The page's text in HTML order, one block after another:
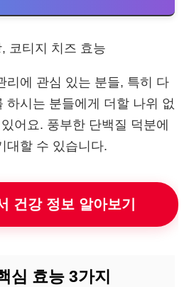
리에 관심 있는 분들, 특히 다
하시는 분들에게 더할 나위 없
어요. 풍부한 단백질 덕분에
대할 수 있습니다.
건강 정보 알아보기
심 효능 3가지